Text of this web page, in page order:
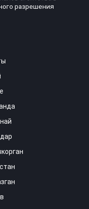
разрешения